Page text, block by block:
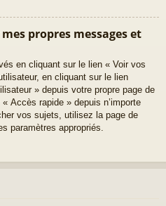
propres messages et
en cliquant sur le lien « Voir vos
en cliquant sur le lien
» depuis votre propre page de
Accès rapide » depuis n’importe
vos sujets, utilisez la page de
paramètres appropriés.